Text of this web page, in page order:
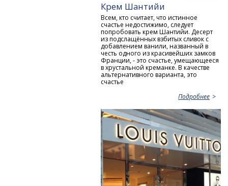
Крем Шантийи
Всем, кто считает, что истинное
счастье недостижимо, следует
попробовать крем Шантийи. Десерт
из подслащённых взбитых сливок с
добавлением ванили, названный в
честь одного из красивейших замков
Франции, - это счастье, умещающееся
в хрустальной креманке. В качестве
альтернативного варианта, это
счастье
Подробнее